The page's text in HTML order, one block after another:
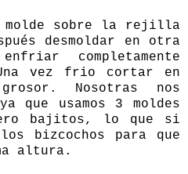
sobre la rejilla
desmoldar en otra
completamente
vez frio cortar en
Nosotras nos
que usamos 3 moldes
bajitos, lo que si
bizcochos para que
altura.